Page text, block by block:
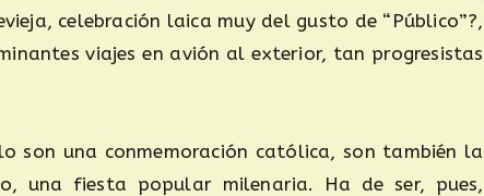
celebración laica muy del gusto de “Público”?,
viajes en avión al exterior, tan progresistas
son una conmemoración católica, son también la
una fiesta popular milenaria. Ha de ser, pues,